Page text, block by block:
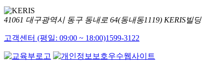
41061 대구광역시 동구 동내로 64(동내동1119) KERIS빌딩
고객센터 (평일: 09:00 ~ 18:00)1599-3122